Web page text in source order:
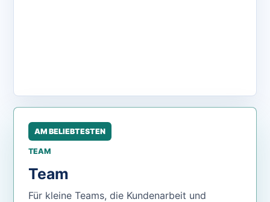
AM BELIEBTESTEN
TEAM
Team
Für kleine Teams, die Kundenarbeit und